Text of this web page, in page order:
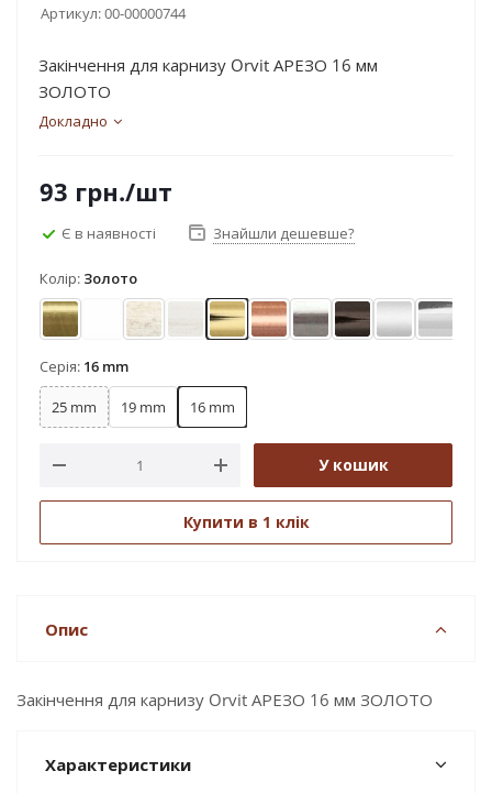
Артикул:00-00000744
Закінчення для карнизу Orvit АРЕЗО 16 мм
ЗОЛОТО
Докладно
93 грн./шт
Є в наявності Знайшли дешевше?
Колір: Золото
Антик АрктісБіле золотоБіле золото (матове)
ЗолотоМідьНержавіюча сталь
ОніксСатин Хром
Серія: 16 mm
25 mm 19 mm 16 mm
У кошик
Купити в 1 клік
Опис
Закінчення для карнизу Orvit АРЕЗО 16 мм ЗОЛОТО
Характеристики